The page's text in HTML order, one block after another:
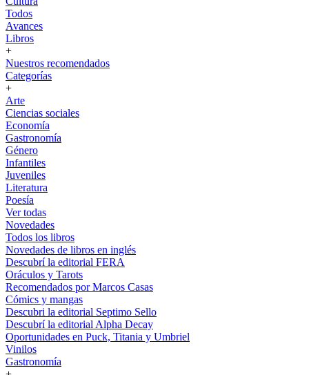
Todos
Avances
Libros
+
Nuestros recomendados
Categorías
+
Arte
Ciencias sociales
Economía
Gastronomía
Género
Infantiles
Juveniles
Literatura
Poesía
Ver todas
Novedades
Todos los libros
Novedades de libros en inglés
Descubrí la editorial FERA
Oráculos y Tarots
Recomendados por Marcos Casas
Cómics y mangas
Descubri la editorial Septimo Sello
Descubrí la editorial Alpha Decay
Oportunidades en Puck, Titania y Umbriel
Vinilos
Gastronomía